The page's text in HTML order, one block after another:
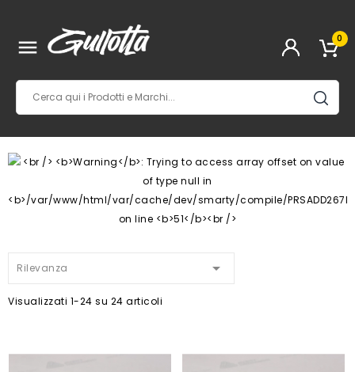
 0
Rilevanza 
Visualizzati 1-24 su 24 articoli